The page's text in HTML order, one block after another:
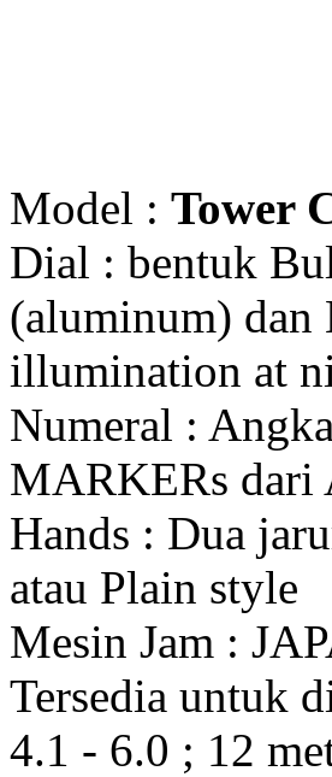
Model : Tower
Dial : bentuk
(aluminum) dan
illumination at
Numeral :
MARKERs
Hands : Dua
atau Plain style
Mesin Jam :
Tersedia untuk
4.1 - 6.0 ; 12